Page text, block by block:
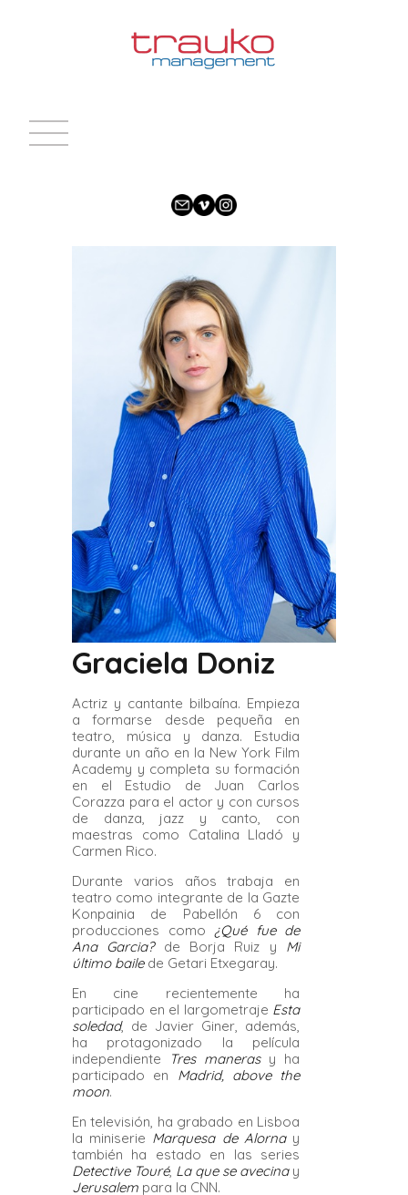
ACTRICES
Graciela Doniz
Actriz y cantante bilbaína. Empieza
a formarse desde pequeña en
teatro, música y danza. Estudia
durante un año en la New York Film
Academy y completa su formación
en el Estudio de Juan Carlos
Corazza para el actor y con cursos
de danza, jazz y canto, con
maestras como Catalina Lladó y
Carmen Rico.
Durante varios años trabaja en
teatro como integrante de la Gazte
Konpainia de Pabellón 6 con
producciones como ¿Qué fue de
Ana Garcia?de Borja Ruiz y Mi
último bailede Getari Etxegaray.
En cine recientemente ha
participado en el largometraje Esta
soledad, de Javier Giner, además,
ha protagonizado la película
independiente
Tres manerasy ha
participado en Madrid, above the
moon.
En televisión, ha grabado en Lisboa
la miniserie Marquesa de Alornay
también ha estado en las series
Detective Touré, La que se avecinay
Jerusalem para la CNN.